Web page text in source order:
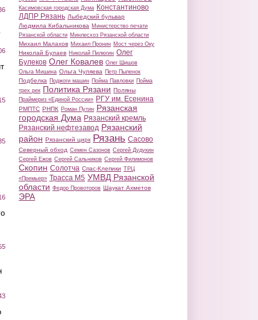
Касимовская городская Дума Константиново
ЛДПР Рязань Лыбедский бульвар
Людмила Кибальникова Министерство печати
Рязанской области Минлесхоз Рязанской области
Михаил Малахов Михаил Пронин Мост через Оку
Николай Булаев Николай Пилюгин Олег
Булеков Олег Ковалев Олег Шишов
Ольга Мишина Ольга Чуляева Петр Пыленок
Подбелка Поджоги машин Пойма Павловки Пойма
трех рек Политика Рязани Поляны
Праймериз «Единой России» РГУ им. Есенина
РМПТС РНПК Роман Путин Рязанская
городская Дума Рязанский кремль
Рязанский нефтезавод Рязанский
район Рязанский цирк Рязань Сасово
Северный обход Семен Сазонов Сергей Дудукин
Сергей Ежов Сергей Сальников Сергей Филимонов
Скопин Солотча Спас-Клепики ТРЦ
«Премьер» Трасса М5 УМВД Рязанской
области Федор Провоторов Шаукат Ахметов
ЭРА